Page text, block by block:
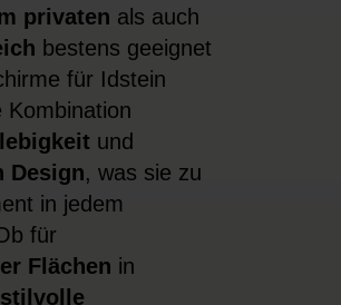
privaten als auch
bestens geeignet
für Idstein
Kombination
und
Design, was sie zu
in jedem
für
Flächen in
stilvolle